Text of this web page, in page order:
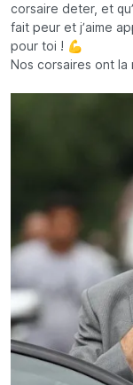
corsaire deter, et
fait peur et j’aime
pour toi ! 💪
Nos corsaires ont la